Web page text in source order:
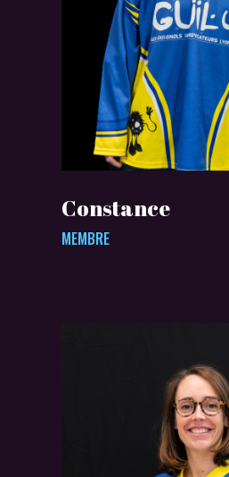
Constance
MEMBRE